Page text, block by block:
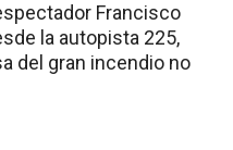
Francisco
la autopista 225,
del gran incendio no